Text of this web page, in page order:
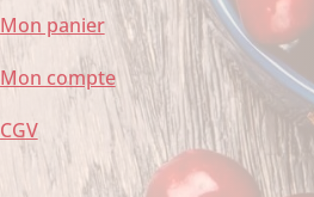
Mon panier
Mon compte
CGV